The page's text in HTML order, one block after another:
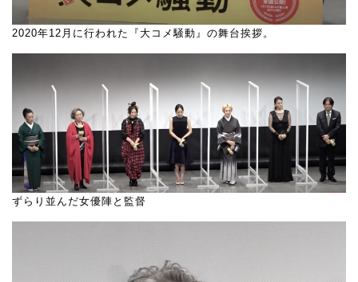
2020年12月に行われた『大コメ騒動』の舞台挨拶。
ずらり並んだ女優陣と監督